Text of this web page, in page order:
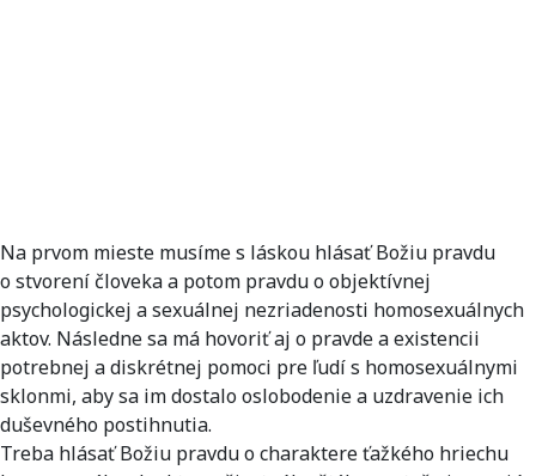
Na prvom mieste musíme s láskou hlásať Božiu pravdu
o stvorení človeka a potom pravdu o objektívnej
psychologickej a sexuálnej nezriadenosti homosexuálnych
aktov. Následne sa má hovoriť aj o pravde a existencii
potrebnej a diskrétnej pomoci pre ľudí s homosexuálnymi
sklonmi, aby sa im dostalo oslobodenie a uzdravenie ich
duševného postihnutia.
Treba hlásať Božiu pravdu o charaktere ťažkého hriechu